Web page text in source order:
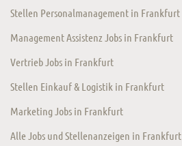
Stellen Personalmanagement in Frankfurt
Management Assistenz Jobs in Frankfurt
Vertrieb Jobs in Frankfurt
Stellen Einkauf & Logistik in Frankfurt
Marketing Jobs in Frankfurt
Alle Jobs und Stellenanzeigen in Frankfurt